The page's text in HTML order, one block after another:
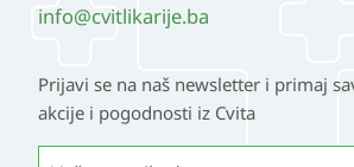
info@cvitlikarije.ba
Prijavi se na naš newsletter i primaj
akcije i pogodnosti iz Cvita